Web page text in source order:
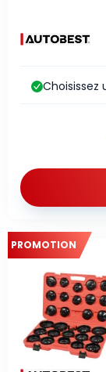
Choisissez
PROMOTION